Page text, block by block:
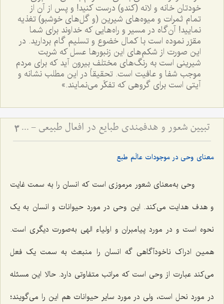
خودتان خانه و لانه (کندو) درست کنید! و پس از آن از
تمام ثمرات و میوه‌هاى شیرین (و گل‌هاى خوشبو) تغذیه
نمایید! آن‌گاه در مسیر و راه‌هایى که خداوند براى شما
مقرّر نموده است با کمال خضوع و تسلیم گام بردارید. در
این صورت از شکم‌هاى این زنبورها عسل که شربت
شیرینى است به رنگ‌هاى مختلف بیرون آید که براى مردم
موجب شفا و عافیت است. تحقیقاً در این مطلب نشانه و
آیتى است براى گروهى که تفکّر مى‌نمایند.»
تبیین شعور و هدفمندی طبایع در افعال طبیعی - پاسخ به شبهه فخر رازی درباره غایت‌مندی موجودات عالم 3
معنای وحی در موجودات عالَم طبع
وحى به‌معناى شعور مرموزى است که انسان را به سمت غایت
و هدف هدایت مى‌کند. این وحى در مورد حیوانات و انسان به یک
نحوه است و در مورد پیامبران و اولیاء الهى به‌صورت دیگرى است.
همین ادراک ناخودآگاهی گه انسان را منبعث به سمت یک فعل
مى‌کند عبارت از وحى است که مراتب متفاوتى دارد. حالا این مسئله
در مورد نحل است، ولی در مورد سایر حیوانات هم این را مى‌گویند؛